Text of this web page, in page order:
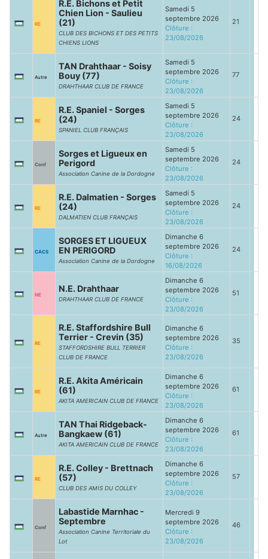
RE
R.E. Bichons et Petit
Chien Lion - Saulieu
(21)
CLUB DES BICHONS ET DES PETITS
CHIENS LIONS
Samedi 5
septembre 2026
Clôture :
23/08/2026
21
Autre
TAN Drahthaar - Soisy
Bouy (77)
DRAHTHAAR CLUB DE FRANCE
Samedi 5
septembre 2026
Clôture :
23/08/2026
77
RE
R.E. Spaniel - Sorges
(24)
SPANIEL CLUB FRANÇAIS
Samedi 5
septembre 2026
Clôture :
23/08/2026
24
Conf
Sorges et Ligueux en
Perigord
Association Canine de la Dordogne
Samedi 5
septembre 2026
Clôture :
23/08/2026
24
RE
R.E. Dalmatien - Sorges
(24)
DALMATIEN CLUB FRANÇAIS
Samedi 5
septembre 2026
Clôture :
23/08/2026
24
CACS
SORGES ET LIGUEUX
EN PERIGORD
Association Canine de la Dordogne
Dimanche 6
septembre 2026
Clôture :
16/08/2026
24
NE
N.E. Drahthaar
DRAHTHAAR CLUB DE FRANCE
Dimanche 6
septembre 2026
Clôture :
23/08/2026
51
RE
R.E. Staffordshire Bull
Terrier - Crevin (35)
STAFFORDSHIRE BULL TERRIER
CLUB DE FRANCE
Dimanche 6
septembre 2026
Clôture :
23/08/2026
35
RE
R.E. Akita Américain
(61)
AKITA AMERICAIN CLUB DE FRANCE
Dimanche 6
septembre 2026
Clôture :
23/08/2026
61
Autre
TAN Thai Ridgeback-
Bangkaew (61)
AKITA AMERICAIN CLUB DE FRANCE
Dimanche 6
septembre 2026
Clôture :
23/08/2026
61
RE
R.E. Colley - Brettnach
(57)
CLUB DES AMIS DU COLLEY
Dimanche 6
septembre 2026
Clôture :
23/08/2026
57
Conf
Labastide Marnhac -
Septembre
Association Canine Territoriale du
Lot
Mercredi 9
septembre 2026
Clôture :
23/08/2026
46